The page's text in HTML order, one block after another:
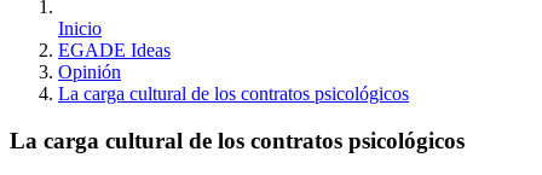
Inicio
EGADE Ideas
Opinión
La carga cultural de los contratos psicológicos
La carga cultural de los contratos psicológicos